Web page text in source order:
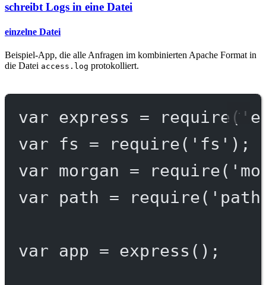
schreibt Logs in eine Datei
einzelne Datei
Beispiel-App, die alle Anfragen im kombinierten Apache Format in
die Datei access.log protokolliert.
var express = require (
var fs = require( 'fs' );
var morgan = require(
var path = require(
var app = express ();